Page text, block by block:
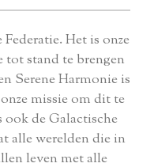
Het is onze
tot stand te brengen
Serene Harmonie is
missie om dit te
ook de Galactische
alle werelden die in
leven met alle